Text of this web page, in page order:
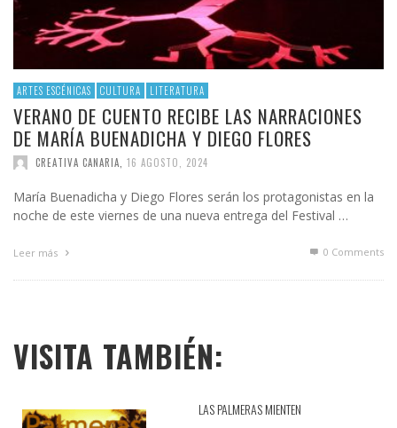
ARTES ESCÉNICAS CULTURA LITERATURA
VERANO DE CUENTO RECIBE LAS NARRACIONES
DE MARÍA BUENADICHA Y DIEGO FLORES
CREATIVA CANARIA 16 AGOSTO, 2024
María Buenadicha y Diego Flores serán los protagonistas en la
noche de este viernes de una nueva entrega del Festival …
Leer más 0 Comments
VISITA TAMBIÉN:
LAS PALMERAS MIENTEN